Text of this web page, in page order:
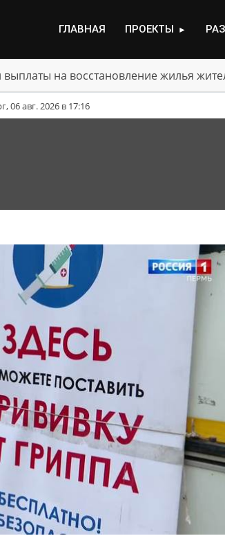
ГЛАВНАЯ ПРОЕКТЫ ►
на восстановление жилья
06 авг. 2026 в 17:16